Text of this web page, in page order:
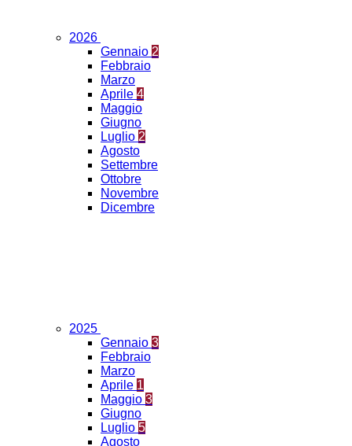
2026
Gennaio 2
Febbraio
Marzo
Aprile 4
Maggio
Giugno
Luglio 2
Agosto
Settembre
Ottobre
Novembre
Dicembre
2025
Gennaio 3
Febbraio
Marzo
Aprile 1
Maggio 3
Giugno
Luglio 5
Agosto